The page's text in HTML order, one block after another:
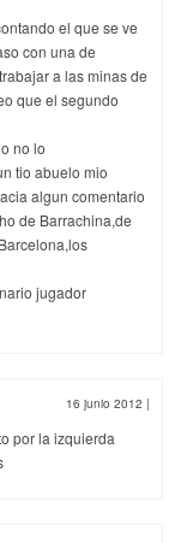
el que se ve
con una de
a las minas de
que el segundo
no lo
tio abuelo mio
algun comentario
de Barrachina,de
jugador
16 junio 2012 |
por la izquierda